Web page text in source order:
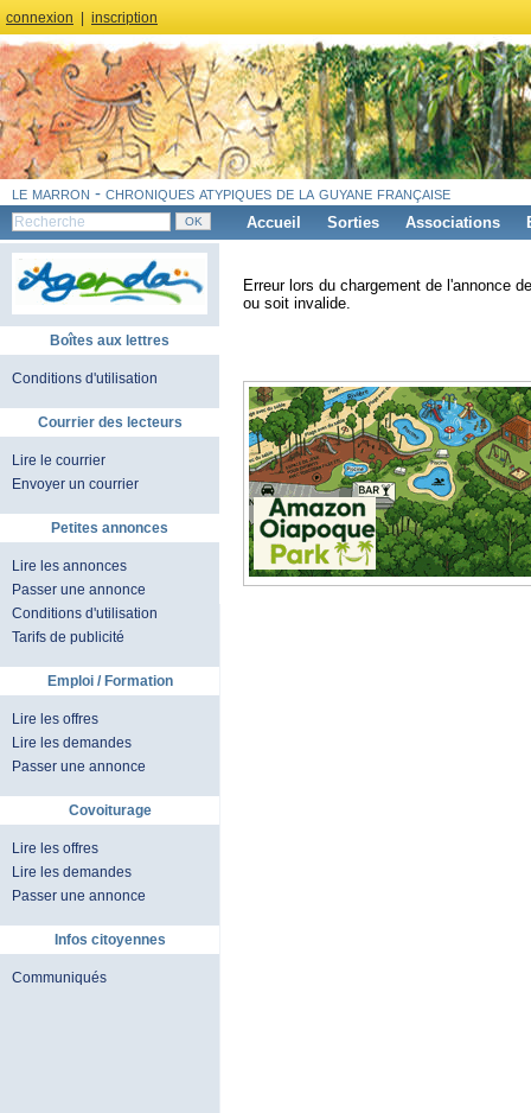
connexion inscription
le marron - chroniques atypiques de la guyane française
Accueil Sorties Associations
Boîtes aux lettres
Conditions d'utilisation
Courrier des lecteurs
Lire le courrier
Envoyer un courrier
Petites annonces
Lire les annonces
Passer une annonce
Conditions d'utilisation
Tarifs de publicité
Emploi / Formation
Lire les offres
Lire les demandes
Passer une annonce
Covoiturage
Lire les offres
Lire les demandes
Passer une annonce
Infos citoyennes
Communiqués
Erreur lors du chargement de l'annonce
ou soit invalide.